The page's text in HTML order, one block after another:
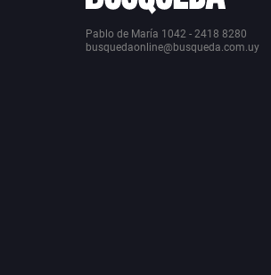
Pablo de María 1042 - 2418 8280
busquedaonline@busqueda.com.uy